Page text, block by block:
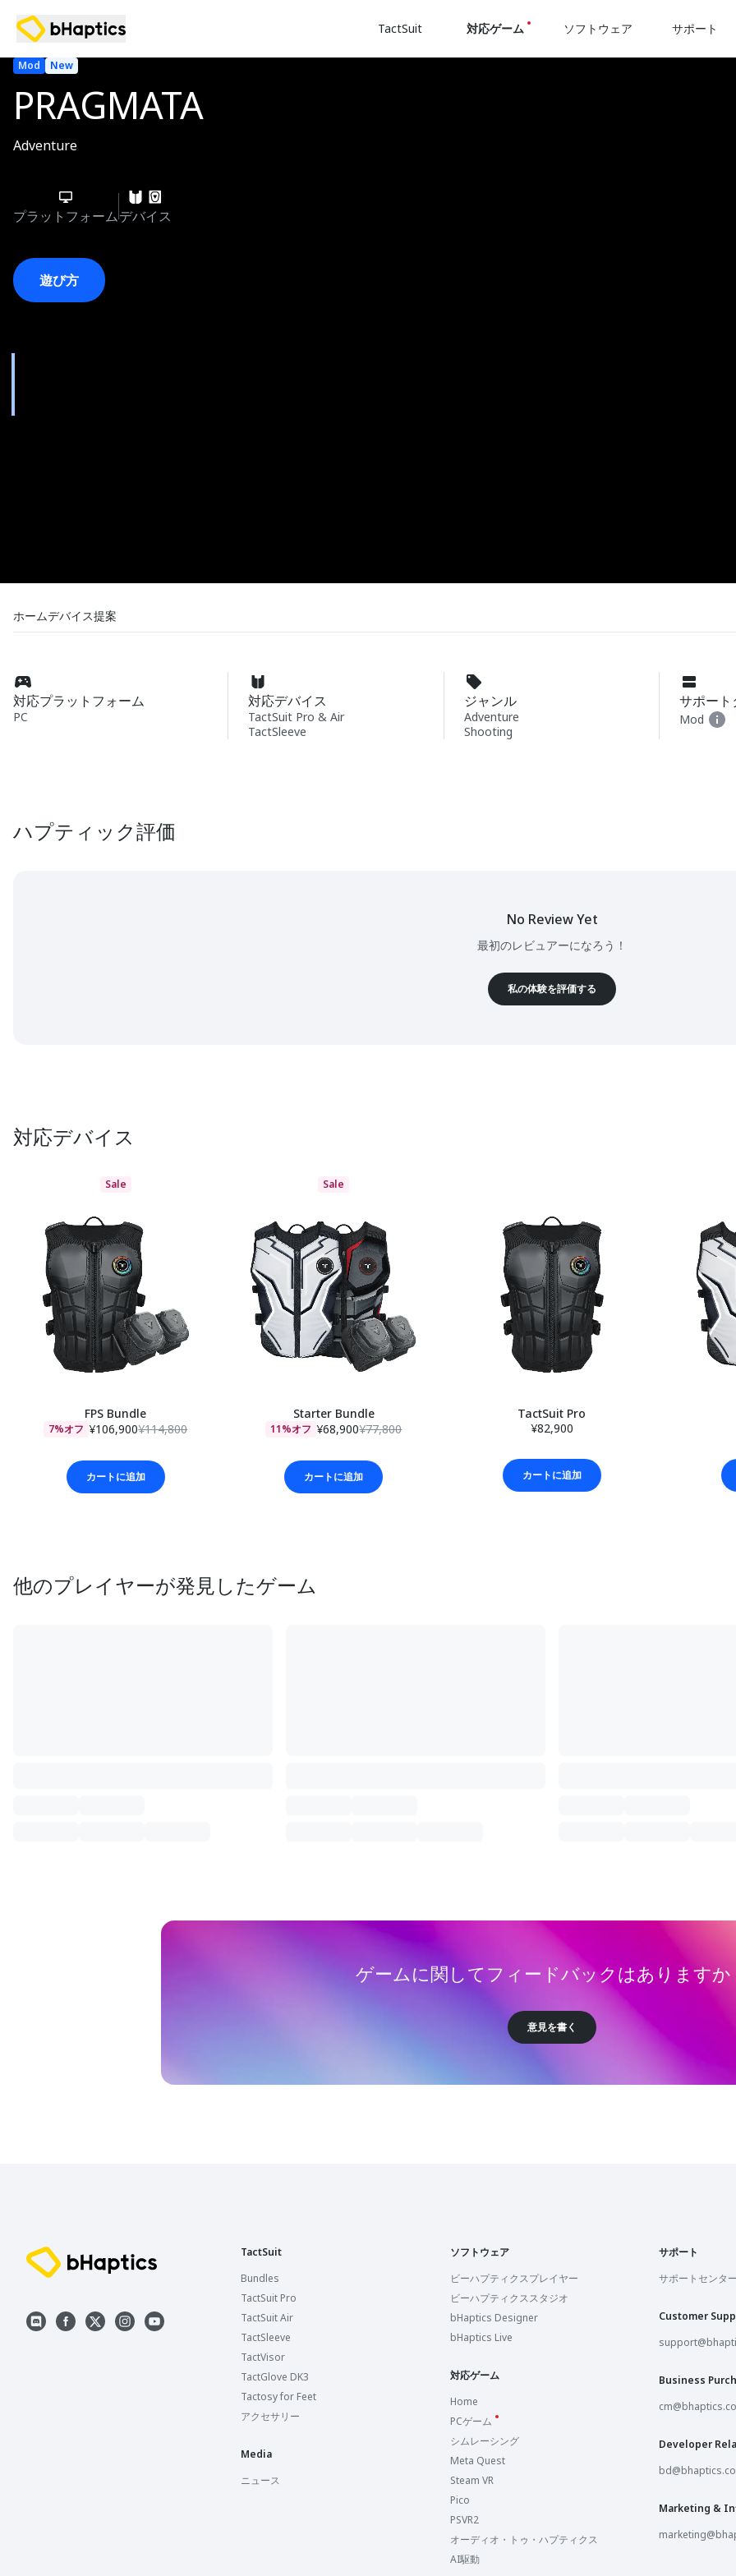
TactSuit 対応ゲーム ソフトウェア サポート
Mod New
PRAGMATA
Adventure
プラットフォームデバイス
遊び方
ホームデバイス提案
対応プラットフォーム
PC
対応デバイス
TactSuit Pro & Air
TactSleeve
ジャンル
Adventure
Shooting
サポート
Mod
ハプティック評価
No Review Yet
最初のレビュアーになろう！
私の体験を評価する
対応デバイス
Sale
FPS Bundle
7%オフ ¥106,900¥114,800
カートに追加
Sale
Starter Bundle
11%オフ ¥68,900¥77,800
カートに追加
TactSuit Pro
¥82,900
カートに追加
他のプレイヤーが発見したゲーム
ゲームに関してフィードバックはありますか
意見を書く
TactSuit
Bundles
TactSuit Pro
TactSuit Air
TactSleeve
TactVisor
TactGlove DK3
Tactosy for Feet
アクセサリー
Media
ニュース
ソフトウェア
ビーハプティクスプレイヤー
ビーハプティクススタジオ
bHaptics Designer
bHaptics Live
対応ゲーム
Home
PCゲーム
シムレーシング
Meta Quest
Steam VR
Pico
PSVR2
オーディオ・トゥ・ハプティクス
AI駆動
サポート
サポートセンタ
Customer
Business
Developer
Marketing &